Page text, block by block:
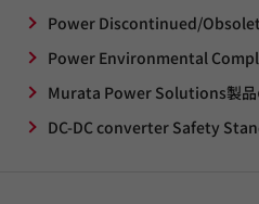
Power Discontinued/
Power Environmental
Murata Power Solutions製品
DC-DC converter Safety